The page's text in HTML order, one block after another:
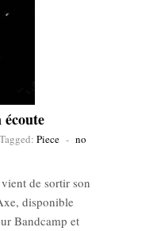
Tagged: Piece - no
de sortir son
disponible
Bandcamp et